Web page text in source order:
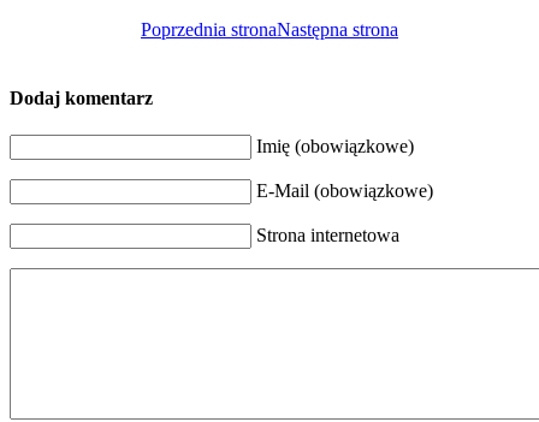
Poprzednia stronaNastępna strona
Dodaj komentarz
Imię (obowiązkowe)
E-Mail (obowiązkowe)
Strona internetowa